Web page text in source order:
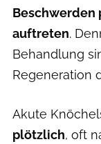
Beschwerden
auftreten.
Behandlung
Regeneration
Akute
plötzlich, oft